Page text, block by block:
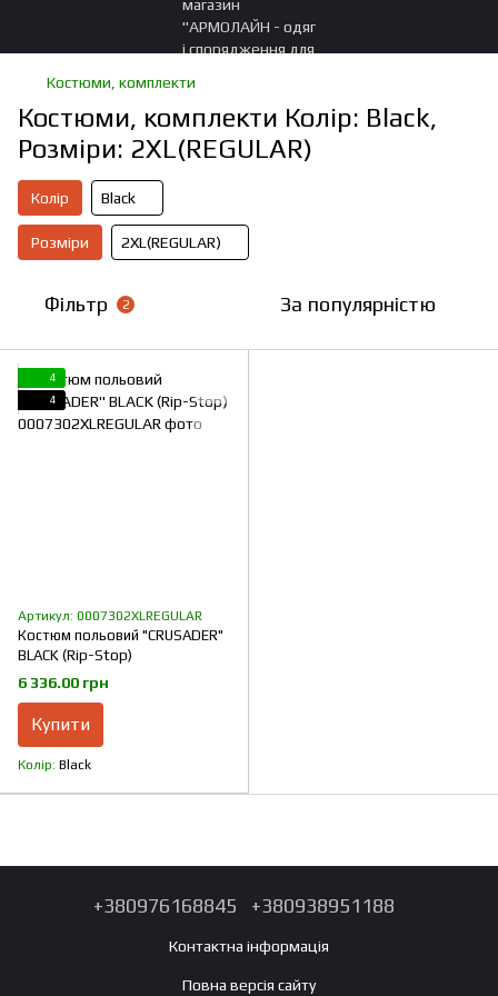
Костюми, комплекти
Костюми, комплекти Колір: Black,
Розміри: 2XL(REGULAR)
Колір Black
Розміри 2XL(REGULAR)
Фільтр 2 За популярністю
4
4
Артикул: 0007302XLREGULAR
Костюм польовий "CRUSADER"
BLACK (Rip-Stop)
6 336.00 грн
Купити
Колір Black
+380976168845 +380938951188
Контактна інформація
Повна версія сайту